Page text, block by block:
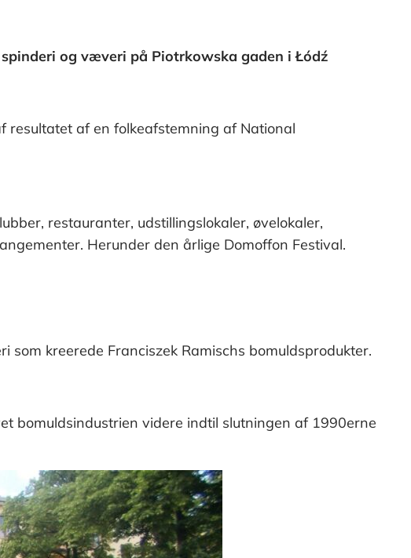
og væveri på Piotrkowska gaden i Łódź
resultatet af en folkeafstemning af National
restauranter, udstillingslokaler, øvelokaler,
Herunder den årlige Domoffon Festival.
kreerede Franciszek Ramischs bomuldsprodukter.
bomuldsindustrien videre indtil slutningen af 1990erne